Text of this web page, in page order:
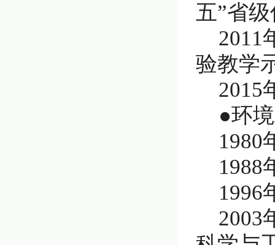
五”省
2011
验教学
2015
●环
1980
1988
1996
2003